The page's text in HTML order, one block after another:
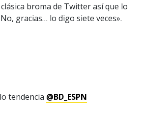
broma de Twitter así que lo
gracias… lo digo siete veces».
tendencia @BD_ESPN